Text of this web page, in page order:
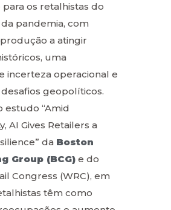
os retalhistas do
pandemia, com
a atingir
uma
incerteza operacional e
geopolíticos.
estudo “Amid
AI Gives Retailers a
da Boston
Group (BCG) e do
Congress (WRC), em
têm como